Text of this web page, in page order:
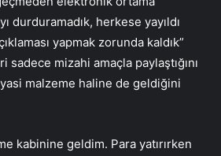
durduramadık, herkese yayıldı
yapmak zorunda kaldık”
mizahi amaçla paylaştığını
malzeme haline de geldiğini
kabinine geldim. Para yatırırken